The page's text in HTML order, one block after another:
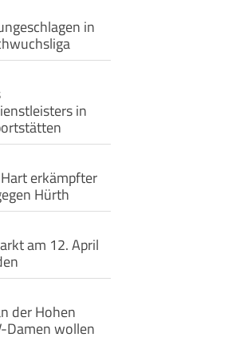
in
in
erkämpfter
Hürth
am 12. April
der Hohen
Damen wollen